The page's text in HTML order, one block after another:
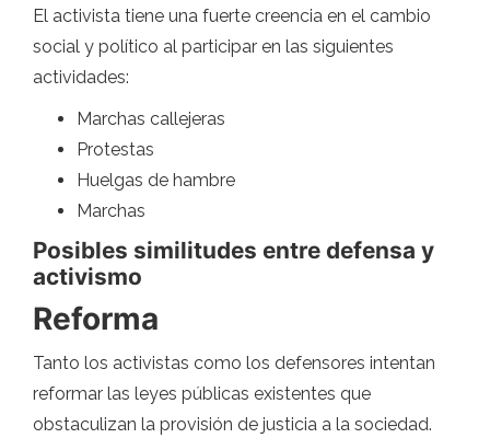
El activista tiene una fuerte creencia en el cambio
social y político al participar en las siguientes
actividades:
Marchas callejeras
Protestas
Huelgas de hambre
Marchas
Posibles similitudes entre defensa y
activismo
Reforma
Tanto los activistas como los defensores intentan
reformar las leyes públicas existentes que
obstaculizan la provisión de justicia a la sociedad.